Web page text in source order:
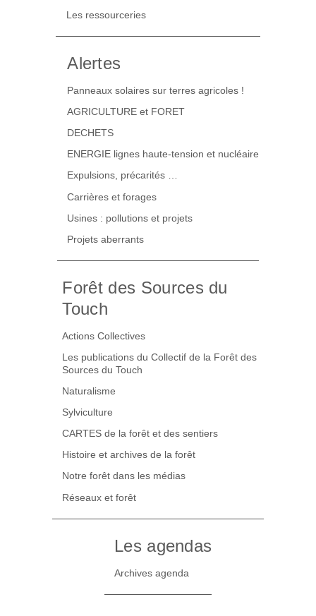
Les ressourceries
Alertes
Panneaux solaires sur terres agricoles !
AGRICULTURE et FORET
DECHETS
ENERGIE lignes haute-tension et nucléaire
Expulsions, précarités …
Carrières et forages
Usines : pollutions et projets
Projets aberrants
Forêt des Sources du
Touch
Actions Collectives
Les publications du Collectif de la Forêt des
Sources du Touch
Naturalisme
Sylviculture
CARTES de la forêt et des sentiers
Histoire et archives de la forêt
Notre forêt dans les médias
Réseaux et forêt
Les agendas
Archives agenda